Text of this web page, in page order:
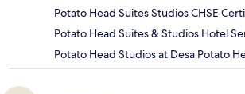
Potato Head Suites Studios CHSE
Potato Head Suites & Studios Hotel
Potato Head Studios at Desa Potato